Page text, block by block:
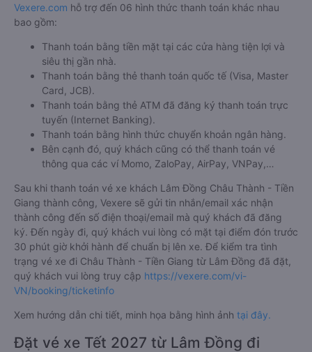
Vexere.com hỗ trợ đến 06 hình thức thanh toán khác nhau
bao gồm:
Thanh toán bằng tiền mặt tại các cửa hàng tiện lợi và
siêu thị gần nhà.
Thanh toán bằng thẻ thanh toán quốc tế (Visa, Master
Card, JCB).
Thanh toán bằng thẻ ATM đã đăng ký thanh toán trực
tuyến (Internet Banking).
Thanh toán bằng hình thức chuyển khoản ngân hàng.
Bên cạnh đó, quý khách cũng có thể thanh toán vé
thông qua các ví Momo, ZaloPay, AirPay, VNPay,…
Sau khi thanh toán vé xe khách Lâm Đồng Châu Thành - Tiền
Giang thành công, Vexere sẽ gửi tin nhắn/email xác nhận
thành công đến số điện thoại/email mà quý khách đã đăng
ký. Đến ngày đi, quý khách vui lòng có mặt tại điểm đón trước
30 phút giờ khởi hành để chuẩn bị lên xe. Để kiểm tra tình
trạng vé xe đi Châu Thành - Tiền Giang từ Lâm Đồng đã đặt,
quý khách vui lòng truy cập https://vexere.com/vi-
VN/booking/ticketinfo
Xem hướng dẫn chi tiết, minh họa bằng hình ảnh tại đây.
Đặt vé xe Tết 2027 từ Lâm Đồng đi